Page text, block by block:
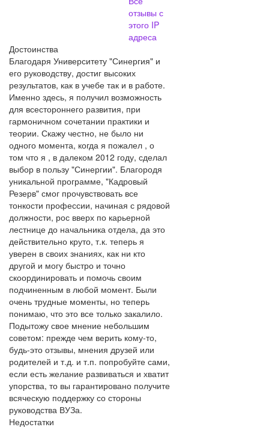
отзывы с
этого IP
адреса
Достоинства
Благодаря Университету "Синергия" и
его руководству, достиг высоких
результатов, как в учебе так и в работе.
Именно здесь, я получил возможность
для всестороннего развития, при
гармоничном сочетании практики и
теории. Скажу честно, не было ни
одного момента, когда я пожалел , о
том что я , в далеком 2012 году, сделал
выбор в пользу "Синергии". Благородя
уникальной программе, "Кадровый
Резерв" смог прочувствовать все
тонкости профессии, начиная с рядовой
должности, рос вверх по карьерной
лестнице до начальника отдела, да это
действительно круто, т.к. теперь я
уверен в своих знаниях, как ни кто
другой и могу быстро и точно
скоординировать и помочь своим
подчиненным в любой момент. Были
очень трудные моменты, но теперь
понимаю, что это все только закалило.
Подытожу свое мнение небольшим
советом: прежде чем верить кому-то,
будь-это отзывы, мнения друзей или
родителей и т.д. и т.п. попробуйте сами,
если есть желание развиваться и хватит
упорства, то вы гарантировано получите
всяческую поддержку со стороны
руководства ВУЗа.
Недостатки